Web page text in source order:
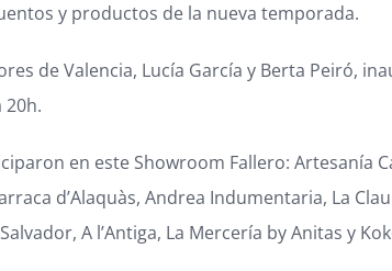
y productos de la nueva temporada.
de Valencia, Lucía García y Berta Peiró,
20h.
en este Showroom Fallero: Artesanía
d’Alaquàs, Andrea Indumentaria, La
A l’Antiga, La Mercería by Anitas y